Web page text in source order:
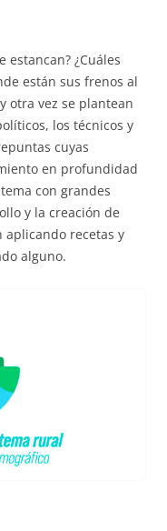
estancan? ¿Cuáles
están sus frenos al
otra vez se plantean
los técnicos y
cuyas
en profundidad
con grandes
y la creación de
aplicando recetas y
alguno.